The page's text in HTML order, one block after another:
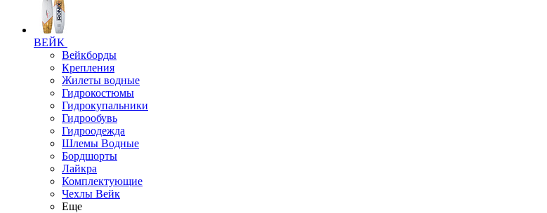
ВЕЙК
Вейкборды
Крепления
Жилеты водные
Гидрокостюмы
Гидрокупальники
Гидрообувь
Гидроодежда
Шлемы Водные
Бордшорты
Лайкра
Комплектующие
Чехлы Вейк
Еще